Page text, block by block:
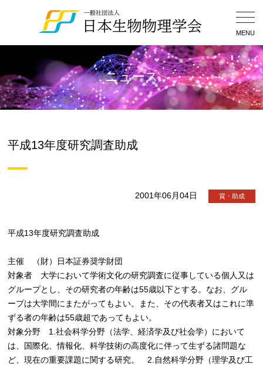
MENU
ニュース
平成13年度研究調査助成
2001年06月04日 賞・助成
平成13年度研究調査助成
主催 （財）日本証券奨学財団
対象者 大学において学術文化の研究調査に従事している個人又は
グループとし、その研究者の年齢は55歳以下とする。なお、グル
ープは大学間にまたがってもよい。また、その代表者又はこれに準
ずる者の年齢は55歳超であってもよい。
対象分野 1.社会科学分野（法学、経済学及び社会学）において
は、国際化、情報化、科学技術の高度化に伴って生ずる諸問題な
ど、現在の重要課題に関する研究。 2.自然科学分野（理学及び工